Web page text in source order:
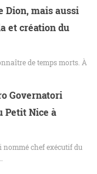
Dion, mais aussi
et création du
de temps morts. À
Governatori
Petit Nice à
chef exécutif du